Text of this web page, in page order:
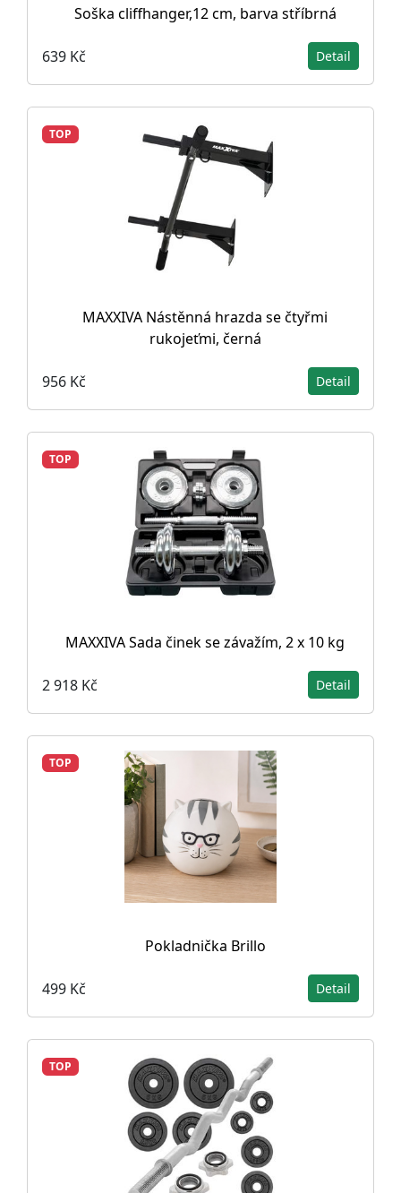
Soška cliffhanger,12 cm, barva stříbrná
639 Kč Detail
TOP
MAXXIVA Nástěnná hrazda se čtyřmi
rukojeťmi, černá
956 Kč Detail
TOP
MAXXIVA Sada činek se závažím, 2 x 10 kg
2 918 Kč Detail
TOP
Pokladnička Brillo
499 Kč Detail
TOP